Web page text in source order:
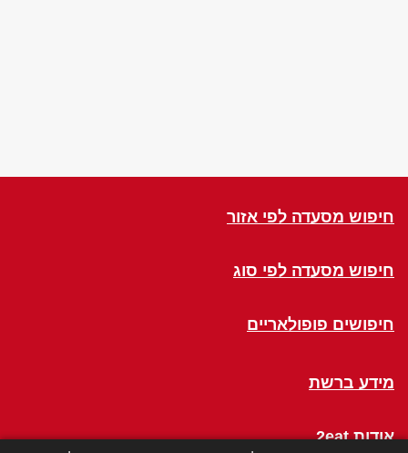
חיפוש מסעדה לפי אזור
חיפוש מסעדה לפי סוג
חיפושים פופולאריים
מידע ברשת
אודות 2eat